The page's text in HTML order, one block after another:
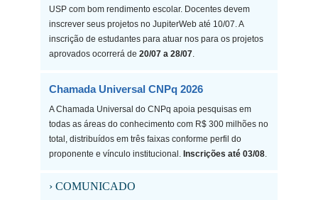
USP com bom rendimento escolar. Docentes devem
inscrever seus projetos no JupiterWeb até 10/07. A
inscrição de estudantes para atuar nos para os projetos
aprovados ocorrerá de 20/07 a 28/07.
Chamada Universal CNPq 2026
A Chamada Universal do CNPq apoia pesquisas em
todas as áreas do conhecimento com R$ 300 milhões no
total, distribuídos em três faixas conforme perfil do
proponente e vínculo institucional.Inscrições até 03/08.
› COMUNICADO